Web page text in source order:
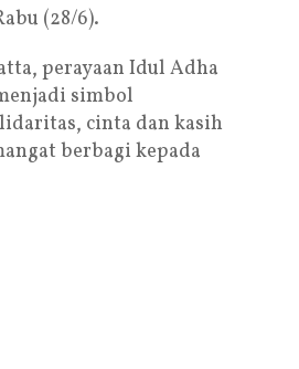
(28/6).
perayaan Idul Adha
simbol
cinta dan kasih
berbagi kepada